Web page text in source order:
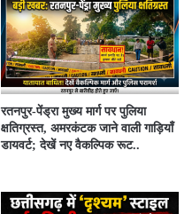
रतनपुर-पेंड्रा मुख्य मार्ग पर पुलिया
क्षतिग्रस्त, अमरकंटक जाने वाली गाड़ियाँ
डायवर्ट; देखें नए वैकल्पिक रूट..